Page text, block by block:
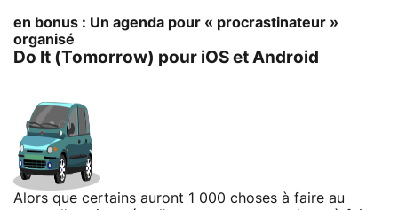
en bonus : Un agenda pour « procrastinateur »
organisé
Do It (Tomorrow) pour iOS et Android
Alors que certains auront 1 000 choses à faire au